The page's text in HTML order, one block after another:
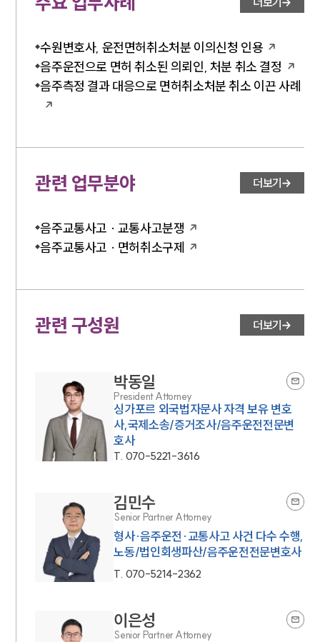
수원변호사, 운전면허취소처분 이의신청 인용
음주운전으로 면허 취소된 의뢰인, 처분 취소 결정
음주측정 결과 대응으로 면허취소처분 취소 이끈 사례
관련 업무분야 더보기
음주교통사고 · 교통사고분쟁
음주교통사고 · 면허취소구제
관련 구성원 더보기
박동일
President Attorney
싱가포르 외국법자문사 자격 보유 변호
사,국제소송/증거조사/음주운전전문변
호사
T. 070-5221-3616
김민수
Senior Partner Attorney
형사·음주운전·교통사고 사건 다수 수행,
노동/법인회생파산/음주운전전문변호사
T. 070-5214-2362
이은성
Senior Partner Attorney